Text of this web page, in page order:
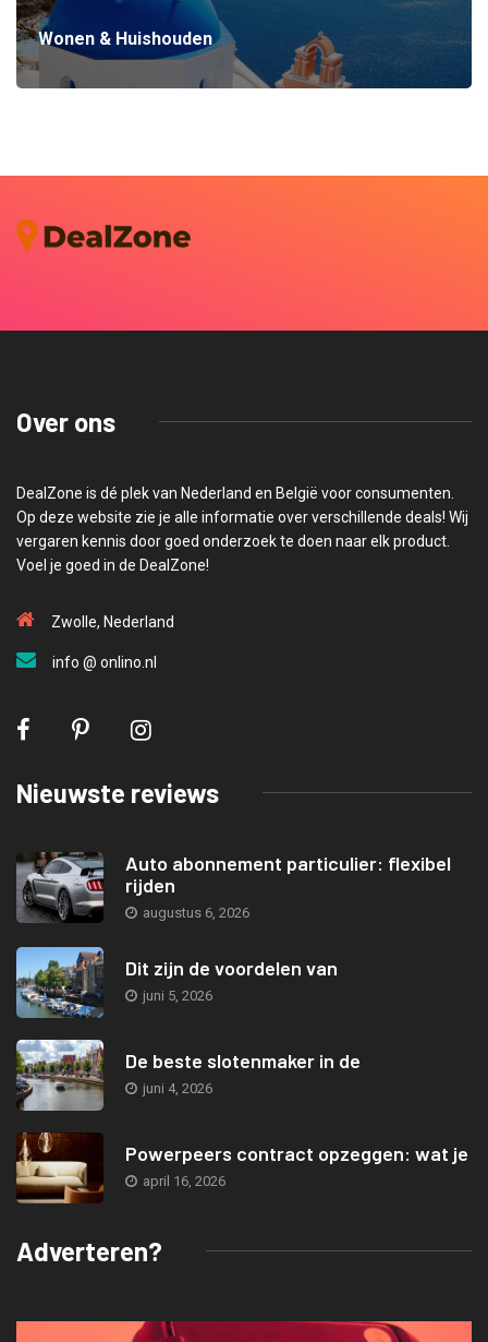
Wonen & Huishouden
Over ons
DealZone is dé plek van Nederland en België voor consumenten.
Op deze website zie je alle informatie over verschillende deals! Wij
vergaren kennis door goed onderzoek te doen naar elk product.
Voel je goed in de DealZone!
Zwolle, Nederland
info @ onlino.nl
Nieuwste reviews
Auto abonnement particulier: flexibel
rijden
augustus 6, 2026
Dit zijn de voordelen van
juni 5, 2026
De beste slotenmaker in de
juni 4, 2026
Powerpeers contract opzeggen: wat je
april 16, 2026
Adverteren?